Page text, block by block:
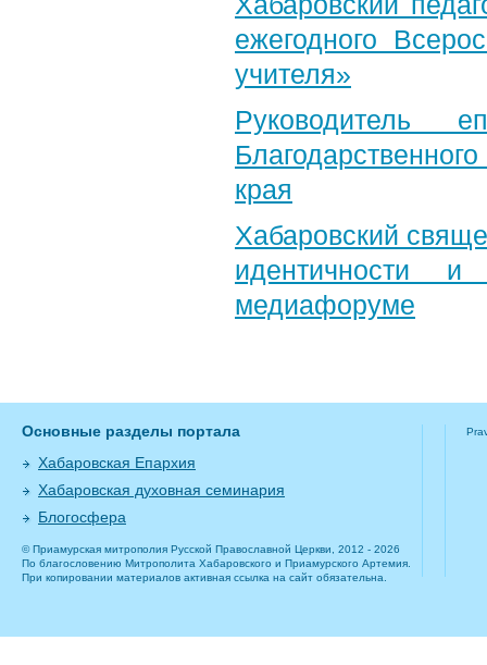
ежегодного
учителя»
Руководитель
края
Хабаровский
идентичности
медиафоруме
Основные разделы портала
Хабаровская Епархия
Хабаровская духовная семинария
Блогосфера
© Приамурская митрополия Русской Православной Церкви, 2012 - 2026
По благословению Митрополита Хабаровского и Приамурского Артемия.
При копировании материалов активная ссылка на сайт обязательна.